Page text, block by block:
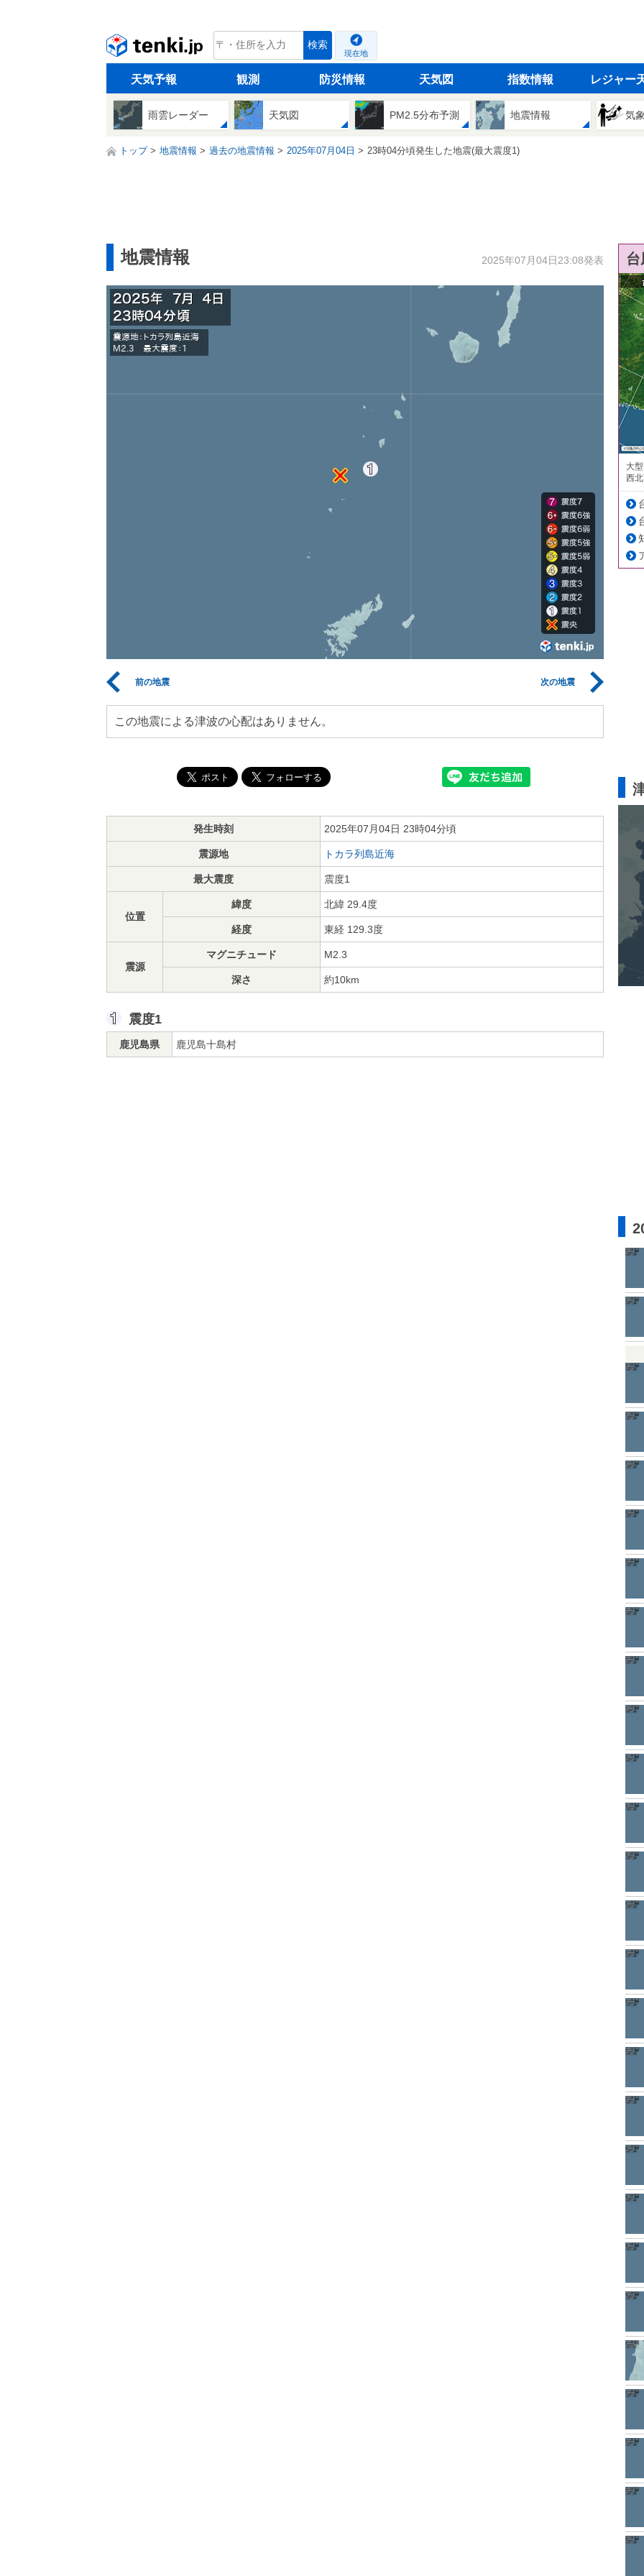
tenki.jp 検索
現在地
天気予報 観測 防災情報 天気図 指数情報 レジャー
雨雲レーダー 天気図 PM2.5分布予測 地震情報 気
トップ 地震情報 過去の地震情報 2025年07月04日 23時04分頃発生した地震(最大震度1)
地震情報 2025年07月04日23:08発表
前の地震 次の地震
この地震による津波の心配はありません。
発生時刻 2025年07月04日 23時04分頃
震源地 トカラ列島近海
最大震度 震度1
位置
緯度 北緯 29.4度
経度 東経 129.3度
震源
マグニチュード M2.3
深さ 約10km
震度1
鹿児島県 鹿児島十島村
大
西